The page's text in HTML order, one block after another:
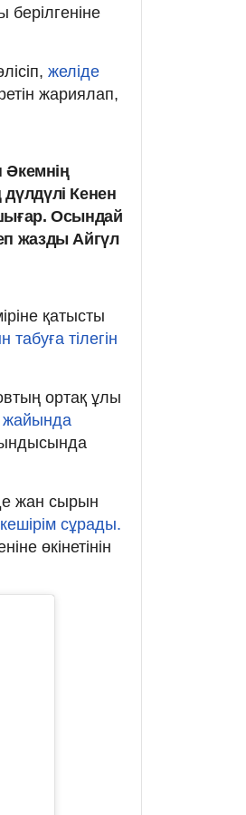
берілгеніне
желіде
жариялап,
Әкемнің
Кенен
Осындай
жазды Айгүл
қатысты
табуға тілегін
ортақ ұлы
жайында
жан сырын
сұрады.
өкінетінін